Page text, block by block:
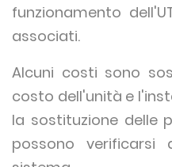
funzionamento
associati.
Alcuni costi sono
costo dell'unità e
la sostituzione delle
possono